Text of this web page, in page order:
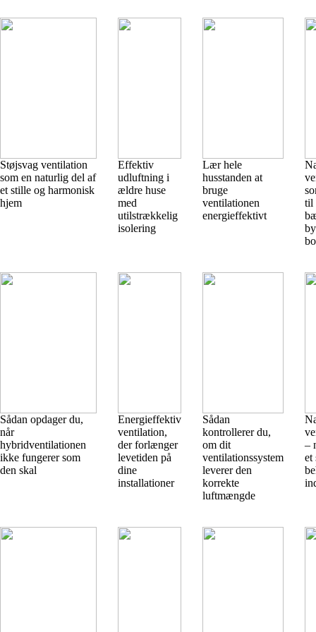
Støjsvag ventilation
som en naturlig del af
et stille og harmonisk
hjem
Effektiv
udluftning i
ældre huse
med
utilstrækkelig
isolering
Lær hele
husstanden at
bruge
ventilationen
energieffektivt
til
Sådan opdager du,
når
hybridventilationen
ikke fungerer som
den skal
Energieffektiv
ventilation,
der forlænger
levetiden på
dine
installationer
Sådan
kontrollerer du,
om dit
ventilationssystem
leverer den
korrekte
luftmængde
–
et